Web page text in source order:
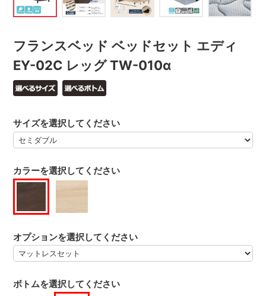
フランスベッド ベッドセット エディ
EY-02C レッグ TW-010α
カラーを選択してください
サイズを選択してください
オプションを選択してください
ボトムを選択してください